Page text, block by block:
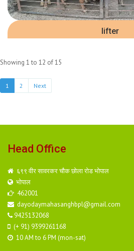
lifter
Showing 1 to 12 of 15
1 2 Next
Head Office
६९९ वीर सावरकर चौक छोला रोड भोपाल
भोपाल
462001
dayodaymahasanghbpl@gmail.com
9425132068
(+ 91) 9399261168
10 AM to 6 PM (mon-sat)